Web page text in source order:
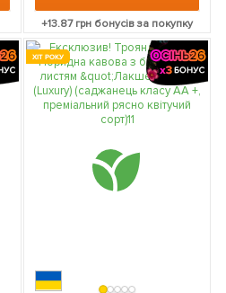
+13.87грн бонусів за покупку
ХІТ РОКУ